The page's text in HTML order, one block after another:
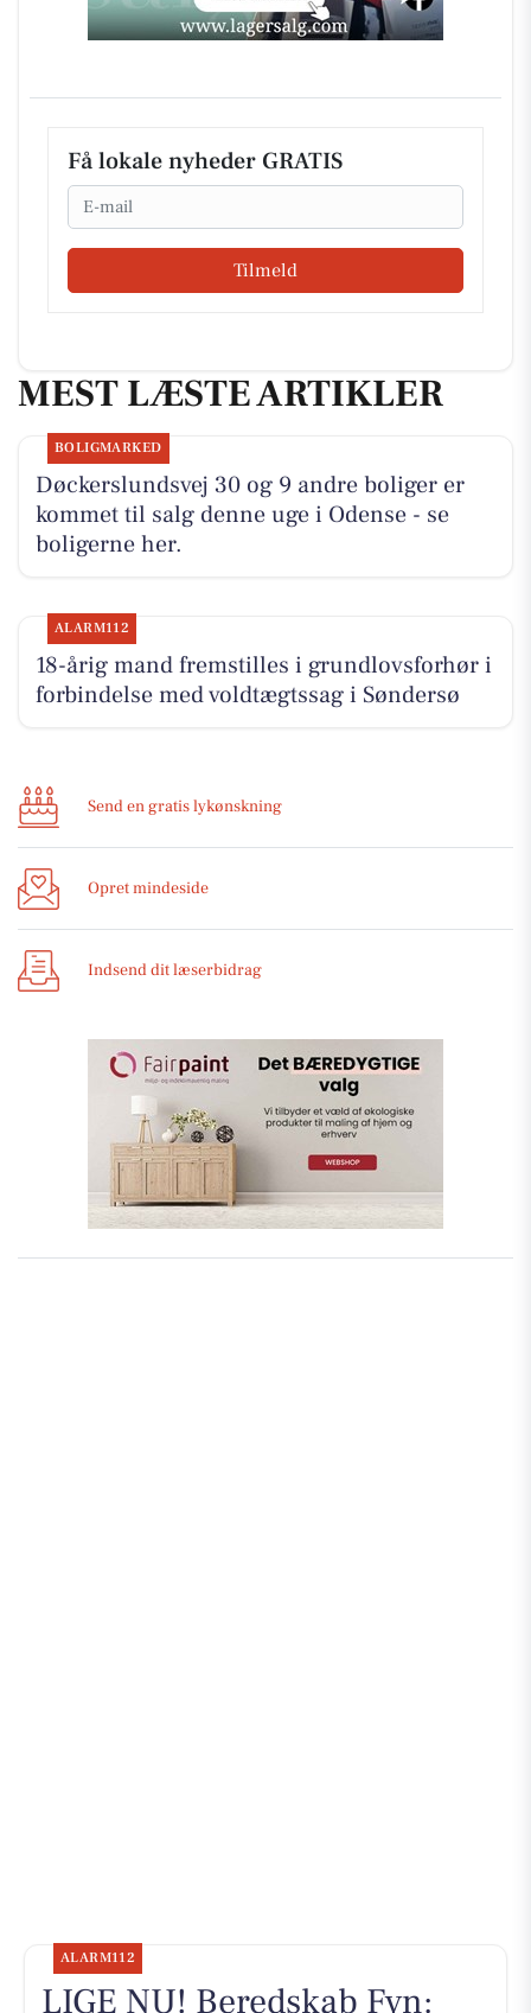
Få lokale nyheder GRATIS
Email
Tilmeld
MEST LÆSTE ARTIKLER
BOLIGMARKED
Døckerslundsvej 30 og 9 andre boliger er
kommet til salg denne uge i Odense - se
boligerne her.
ALARM112
18-årig mand fremstilles i grundlovsforhør i
forbindelse med voldtægtssag i Søndersø
Send en gratis lykønskning
Opret mindeside
Indsend dit læserbidrag
ALARM112
LIGE NU! Beredskab Fyn: